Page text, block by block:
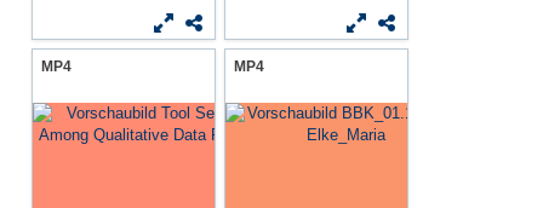
MP4 MP4